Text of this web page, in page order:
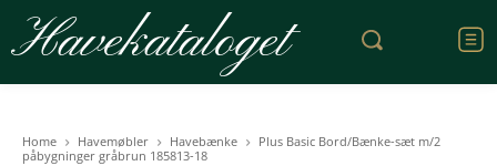
Havekataloget
Home Havemøbler Havebænke
Plus Basic Bord/Bænke-sæt m/2
påbygninger gråbrun 185813-18